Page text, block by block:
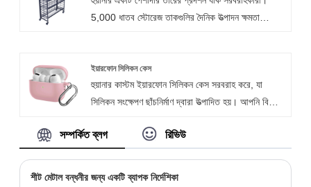
শক্তির উপকরণ দিয়ে তৈরি। ইতিমধ্যে, আমরা গ্রাহকের
5,000 ধাতব স্টোরেজ তাকগুলির দৈনিক উত্পাদন ক্ষমতা
আইএসও 9001 প্রত্যয়িত এবং সিই সম্মতি, গুণমান এবং
সুরক্ষা নিশ্চিত করতে প্রত্যয়িত। সামঞ্জস্যযোগ্য তারের তাক
কাস্টমাইজড এবং চাকা দিয়ে সজ্জিত করা যেতে পারে এবং শেল্ফ
ইয়ারফোন সিলিকন কেস
হুয়ানার কাস্টম ইয়ারফোন সিলিকন কেস সরবরাহ করে, যা
সিলিকন সংক্ষেপণ ছাঁচনির্মাণ দ্বারা উত্পাদিত হয়। আপনি বিভিন্ন
লোগো খোদাই বা ইউভি প্রিন্টিং সরবরাহ করি। ইয়ারবড কেস
অর্ডারগুলির জন্য 15-20 দিন।
সম্পর্কিত ব্লগ রিভিউ
শীট মেটাল বন্ধনীর জন্য একটি ব্যাপক নির্দেশিকা